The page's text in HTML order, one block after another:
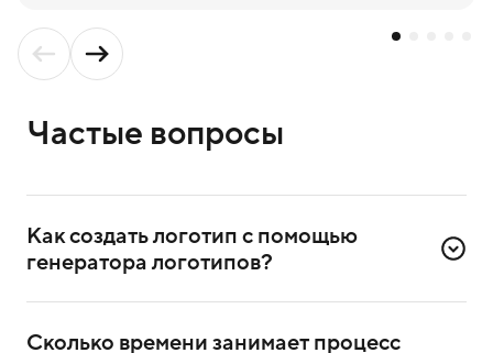
Частые вопросы
Как создать логотип с помощью
генератора логотипов?
в сервисе. Достаточно ввести номер телефона
Сколько времени занимает процесс